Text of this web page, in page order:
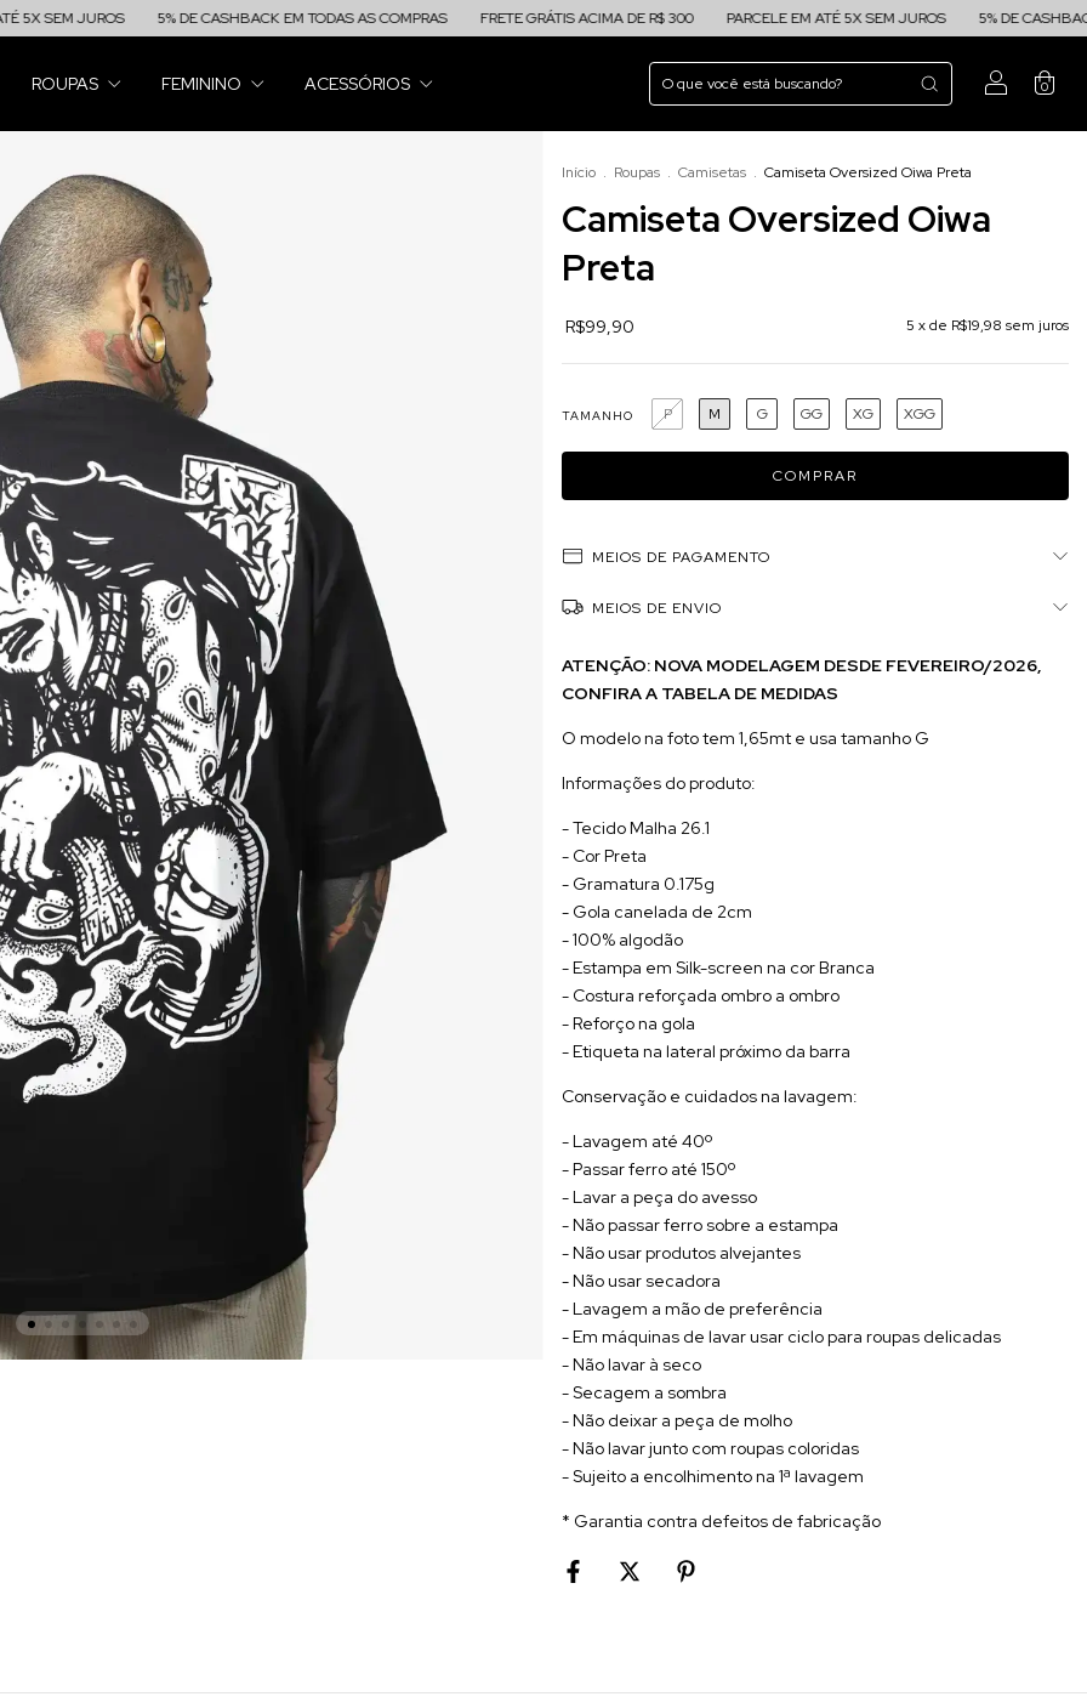
5% DE CASHBACK EM TODAS AS COMPRAS FRETE GRÁTIS ACIMA DE R$ 300 PARCELE EM ATÉ 5X SEM JUROS 5% DE CASHBACK EM
ROUPAS FEMININO ACESSÓRIOS 0
Início . Roupas . Camisetas . Camiseta Oversized Oiwa Preta
Camiseta Oversized Oiwa
Preta
R$99,90 5 x de R$19,98 sem juros
TAMANHO P M G GG XG XGG
MEIOS DE PAGAMENTO
MEIOS DE ENVIO
ATENÇÃO: NOVA MODELAGEM DESDE FEVEREIRO/2026,
CONFIRA A TABELA DE MEDIDAS
O modelo na foto tem 1,65mt e usa tamanho G
Informações do produto:
- Tecido Malha 26.1
- Cor Preta
- Gramatura 0.175g
- Gola canelada de 2cm
- 100% algodão
- Estampa em Silk-screen na cor Branca
- Costura reforçada ombro a ombro
- Reforço na gola
- Etiqueta na lateral próximo da barra
Conservação e cuidados na lavagem:
- Lavagem até 40º
- Passar ferro até 150º
- Lavar a peça do avesso
- Não passar ferro sobre a estampa
- Não usar produtos alvejantes
- Não usar secadora
- Lavagem a mão de preferência
- Em máquinas de lavar usar ciclo para roupas delicadas
- Não lavar à seco
- Secagem a sombra
- Não deixar a peça de molho
- Não lavar junto com roupas coloridas
- Sujeito a encolhimento na 1ª lavagem
* Garantia contra defeitos de fabricação